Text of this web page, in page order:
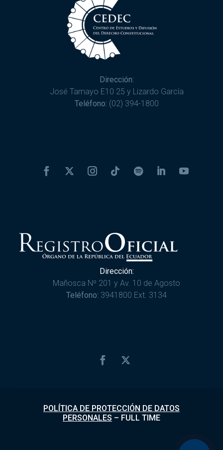
Dirección:
José Tamayo E10 25 y Lizardo García
Teléfono: (02) 394-1800
Dirección:
Mañosca Nº 201 y Av. 10 de Agosto
Teléfono: 3941800 Ext. 3134
POLÍTICA DE PROTECCIÓN DE DATOS
PERSONALES – FULL TIME